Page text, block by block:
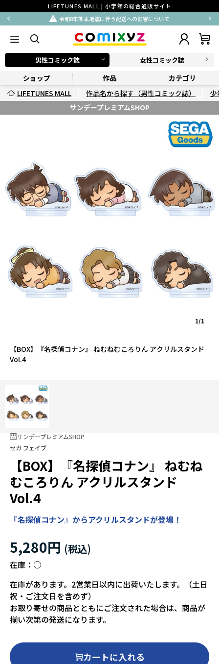
LIFETUNES MALL | 小学館の総合通販サイト
令和8年熊本地震に伴う配送への影響について
男性コミック誌 女性コミック誌
ショップ 作品
カテゴリ
LIFETUNES MALL
作品名から探す（男性コミック誌）
少
サンデープレミアムSHOP
【BOX】『名探偵コナン』 ねむねむころりん アクリルスタンド
Vol.4
1/1
サンデープレミアムSHOP
セガ フェイブ
【BOX】『名探偵コナン』 ねむね
むころりん アクリルスタンド
Vol.4
『名探偵コナン』からアクリルスタンドが登場！
5,280円
在庫： ○
在庫があります。2営業日以内に出荷いたします。（土日
祝・ご注文日を含めず）
お取り寄せの商品とともにご注文された場合は、商品が
揃い次第の発送になります。
カートに入れる